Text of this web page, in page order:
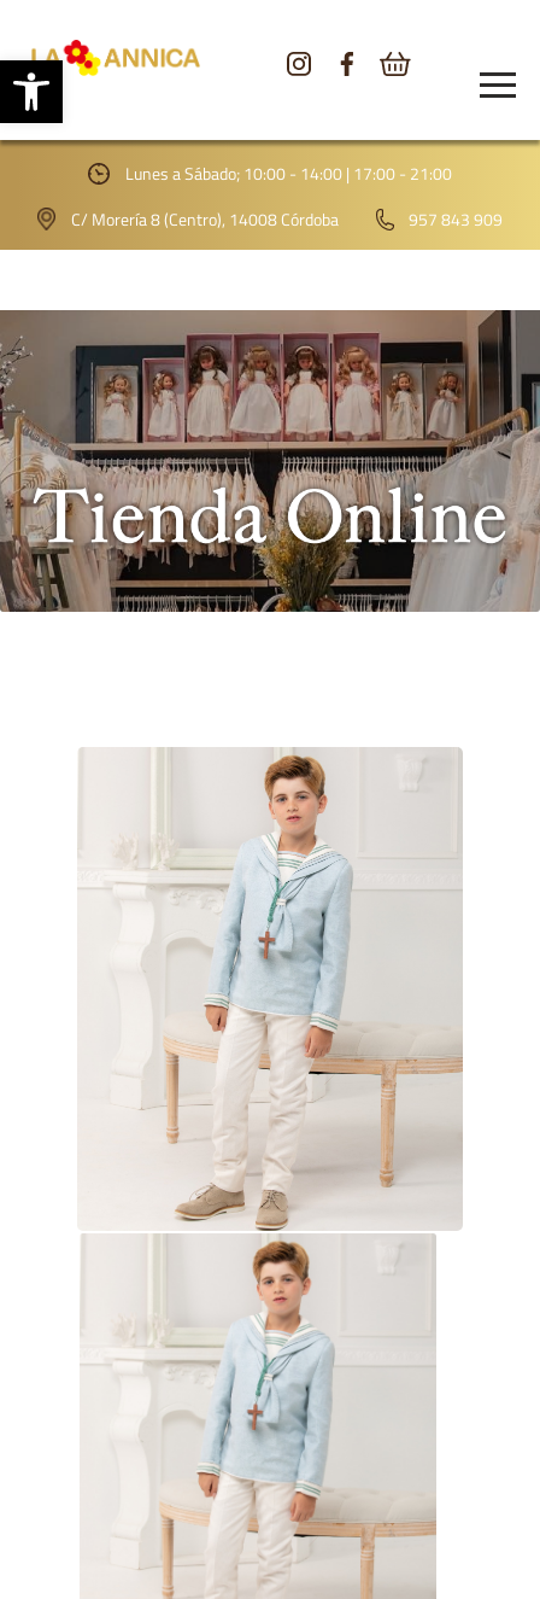
Abrir barra de herramientas
TIENDA
GALERÍA
BLOG
CONTACTO
Lunes a Sábado; 10:00 - 14:00 | 17:00 - 21:00
C/ Morería 8 (Centro), 14008 Córdoba
957 843 909